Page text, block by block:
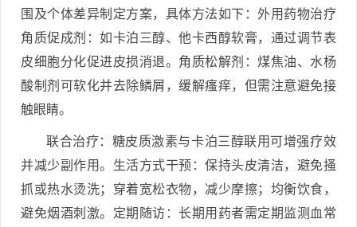
围及个体差异制定方案，具体方法如下：外用药物治疗
角质促成剂：如卡泊三醇、他卡西醇软膏，通过调节表
皮细胞分化促进皮损消退。角质松解剂：煤焦油、水杨
酸制剂可软化并去除鳞屑，缓解瘙痒，但需注意避免接
触眼睛。
联合治疗：糖皮质激素与卡泊三醇联用可增强疗效
并减少副作用。生活方式干预：保持头皮清洁，避免搔
抓或热水烫洗；穿着宽松衣物，减少摩擦；均衡饮食，
避免烟酒刺激。定期随访：长期用药者需定期监测血常